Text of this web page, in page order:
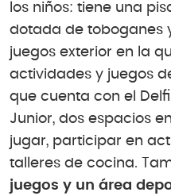
los niños: tiene una
dotada de toboganes
juegos exterior en la
actividades y juegos
que cuenta con el
Junior, dos espacios
jugar, participar en
talleres de cocina.
juegos y un área